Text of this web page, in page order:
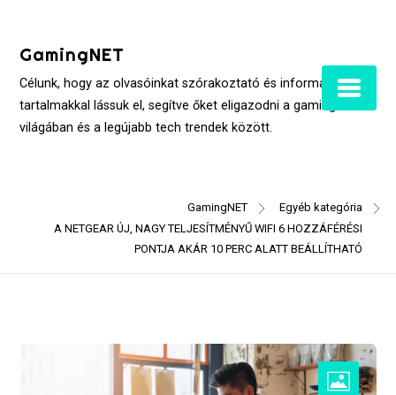
contentGamingNET
Célunk, hogy az olvasóinkat szórakoztató és informatív
tartalmakkal lássuk el, segítve őket eligazodni a gaming
világában és a legújabb tech trendek között.
GamingNET
Egyéb kategória
A NETGEAR ÚJ, NAGY TELJESÍTMÉNYŰ WIFI 6 HOZZÁFÉRÉSI
PONTJA AKÁR 10 PERC ALATT BEÁLLÍTHATÓ